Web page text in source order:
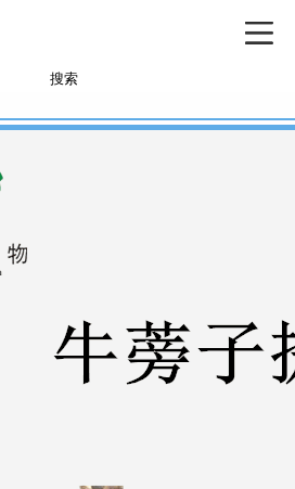
搜索